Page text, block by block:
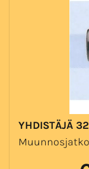
YHDISTÄJÄ